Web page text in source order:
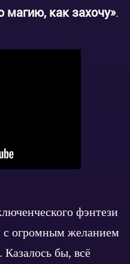
магию, как захочу».
фэнтези
огромным желанием
бы, всё